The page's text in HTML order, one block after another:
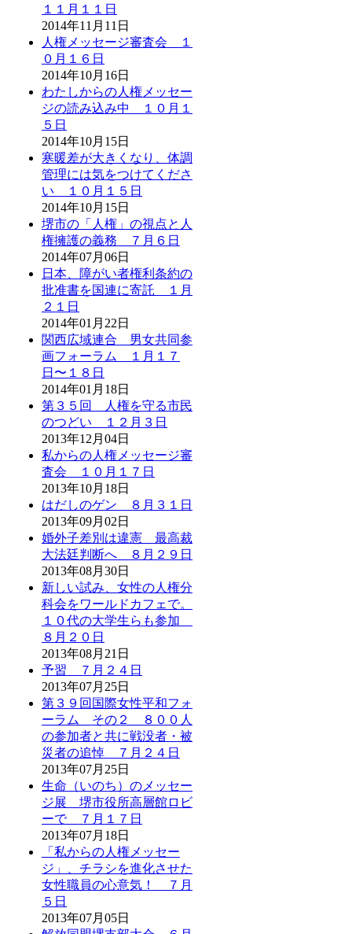
１１月１１日
2014年11月11日
人権メッセージ審査会 １
０月１６日
2014年10月16日
わたしからの人権メッセー
ジの読み込み中 １０月１
５日
2014年10月15日
寒暖差が大きくなり、体調
管理には気をつけてくださ
い １０月１５日
2014年10月15日
堺市の「人権」の視点と人
権擁護の義務 ７月６日
2014年07月06日
日本、障がい者権利条約の
批准書を国連に寄託 １月
２１日
2014年01月22日
関西広域連合 男女共同参
画フォーラム １月１７
日〜１８日
2014年01月18日
第３５回 人権を守る市民
のつどい １２月３日
2013年12月04日
私からの人権メッセージ審
査会 １０月１７日
2013年10月18日
はだしのゲン ８月３１日
2013年09月02日
婚外子差別は違憲 最高裁
大法廷判断へ ８月２９日
2013年08月30日
新しい試み、女性の人権分
科会をワールドカフェで。
１０代の大学生らも参加
８月２０日
2013年08月21日
予習 ７月２４日
2013年07月25日
第３９回国際女性平和フォ
ーラム その２ ８００人
の参加者と共に戦没者・被
災者の追悼 ７月２４日
2013年07月25日
生命（いのち）のメッセー
ジ展 堺市役所高層館ロビ
ーで ７月１７日
2013年07月18日
「私からの人権メッセー
ジ」、チラシを進化させた
女性職員の心意気！ ７月
５日
2013年07月05日